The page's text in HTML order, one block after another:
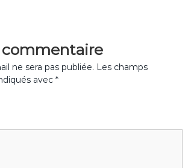
commentaire
ne sera pas publiée. Les champs
avec *